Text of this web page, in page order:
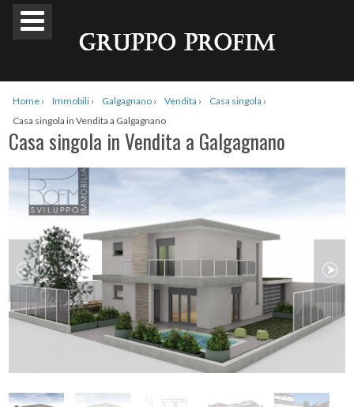
Home › Immobili › Galgagnano › Vendita › Casa singola ›
Casa singola in Vendita a Galgagnano
Casa singola in Vendita a Galgagnano